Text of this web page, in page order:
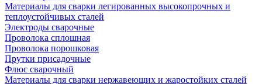
Материалы для сварки легированных высокопрочных и
теплоустойчивых сталей
Электроды сварочные
Проволока сплошная
Проволока порошковая
Прутки присадочные
Флюс сварочный
Материалы для сварки нержавеющих и жаростойких сталей